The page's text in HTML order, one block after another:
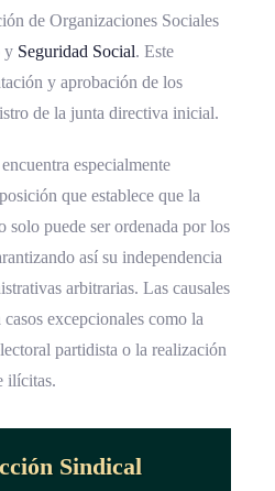
de Organizaciones Sociales
y Seguridad Social. Este
y aprobación de los
de la junta directiva inicial.
especialmente
que establece que la
solo puede ser ordenada por los
así su independencia
arbitrarias. Las causales
excepcionales como la
partidista o la realización
ilícitas.
Sindical